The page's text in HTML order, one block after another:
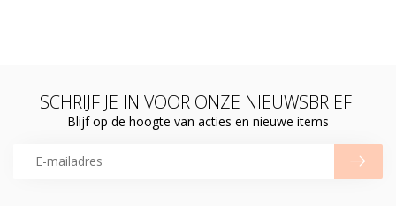
SCHRIJF JE IN VOOR ONZE NIEUWSBRIEF!
Blijf op de hoogte van acties en nieuwe items